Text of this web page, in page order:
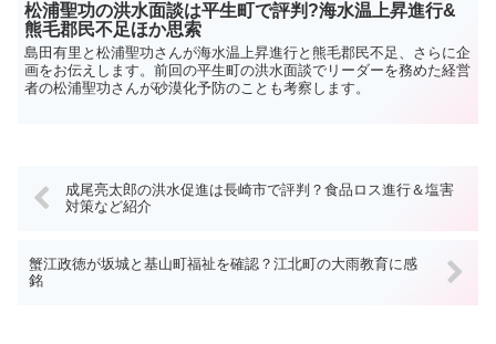
松浦聖功の洪水面談は平生町で評判?海水温上昇進行&
熊毛郡民不足ほか思索
島田有里と松浦聖功さんが海水温上昇進行と熊毛郡民不足、さらに企
画をお伝えします。前回の平生町の洪水面談でリーダーを務めた経営
者の松浦聖功さんが砂漠化予防のことも考察します。
成尾亮太郎の洪水促進は長崎市で評判？食品ロス進行＆塩害
対策など紹介
蟹江政徳が坂城と基山町福祉を確認？江北町の大雨教育に感
銘